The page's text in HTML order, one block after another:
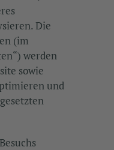
Die
(im
werden
sowie
und